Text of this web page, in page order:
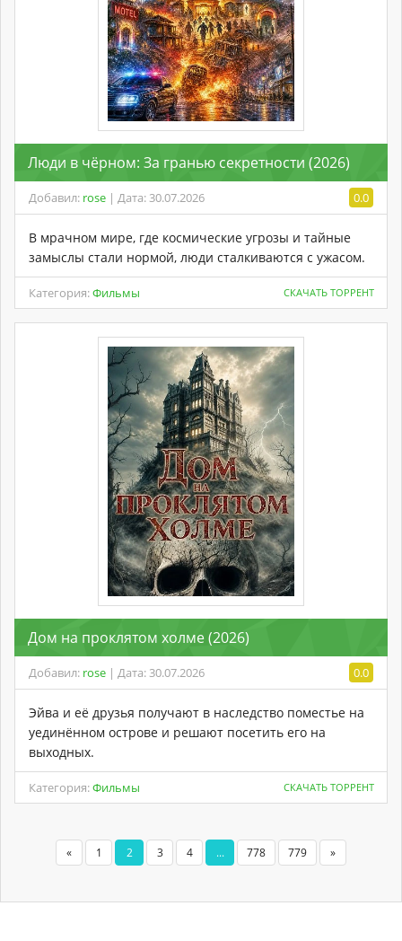
Люди в чёрном: За гранью секретности (2026)
Добавил: rose | Дата: 30.07.2026 0.0
В мрачном мире, где космические угрозы и тайные
замыслы стали нормой, люди сталкиваются с ужасом.
Категория:Фильмы СКАЧАТЬ ТОРРЕНТ
Дом на проклятом холме (2026)
Добавил: rose | Дата: 30.07.2026 0.0
Эйва и её друзья получают в наследство поместье на
уединённом острове и решают посетить его на
выходных.
Категория:Фильмы СКАЧАТЬ ТОРРЕНТ
« 1 2 3 4 ... 778 779 »